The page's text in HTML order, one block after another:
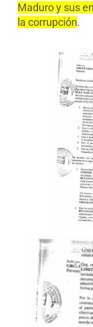
Maduro y sus
la corrupción.